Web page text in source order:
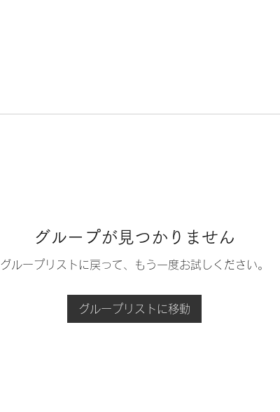
グループが見つかりません
グループリストに戻って、もう一度お試しください。
グループリストに移動